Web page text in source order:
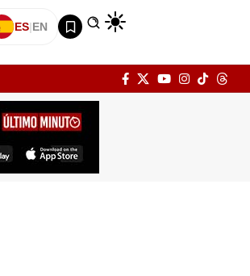
ES|EN